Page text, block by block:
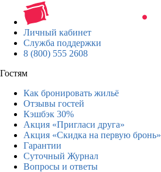
Личный кабинет
Служба поддержки
8 (800) 555 2608
Гостям
Как бронировать жильё
Отзывы гостей
Кэшбэк 30%
Акция «Пригласи друга»
Акция «Скидка на первую бронь»
Гарантии
Суточный Журнал
Вопросы и ответы